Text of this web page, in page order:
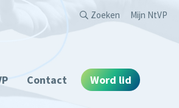
Contact Word lid
Zoeken Mijn NtVP